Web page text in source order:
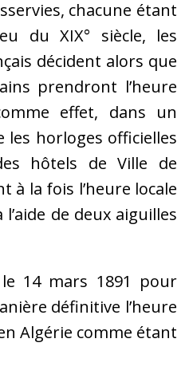
chacune étant
du XIX° siècle, les
décident alors que
prendront l’heure
effet, dans un
horloges officielles
hôtels de Ville de
à la fois l’heure locale
de deux aiguilles
14 mars 1891 pour
définitive l’heure
Algérie comme étant